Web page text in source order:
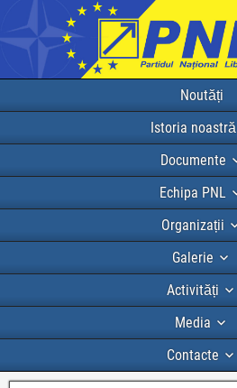
Noutăți
Istoria noastră
Documente
Echipa PNL
Organizații
Galerie
Activități
Media
Contacte